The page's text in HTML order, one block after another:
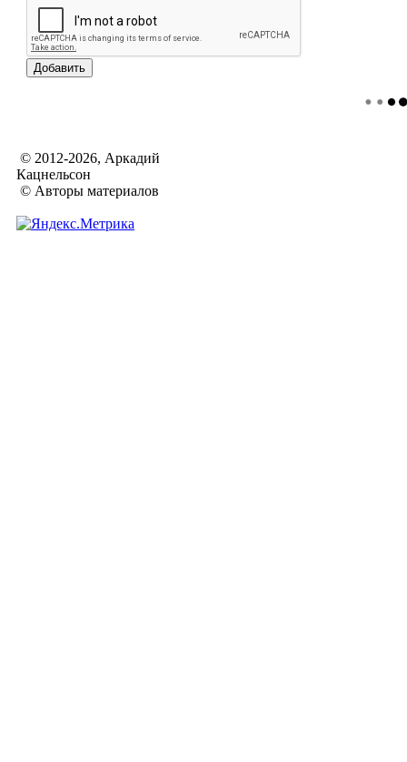
© 2012-2026, Аркадий
Кацнельсон
© Авторы материалов